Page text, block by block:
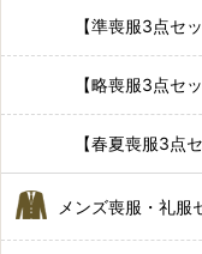
【準喪服3点セ
【略喪服3点セ
【春夏喪服3点
メンズ喪服・礼服